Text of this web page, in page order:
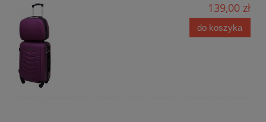
139,00 zł
do koszyka